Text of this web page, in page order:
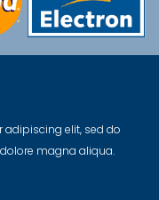
adipiscing elit, sed do
magna aliqua.